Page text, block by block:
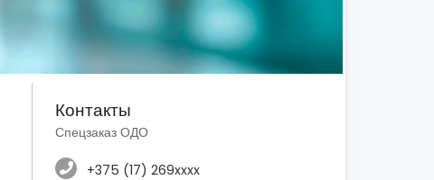
Контакты
Спецзаказ ОДО
+375 (17) 269xxxx